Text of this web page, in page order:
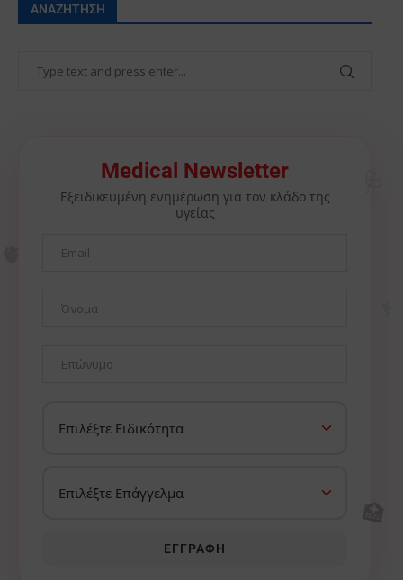
ΑΝΑΖΉΤΗΣΗ
Medical Newsletter
Εξειδικευμένη ενημέρωση για τον κλάδο της
υγείας
ΕΓΓΡΑΦΉ